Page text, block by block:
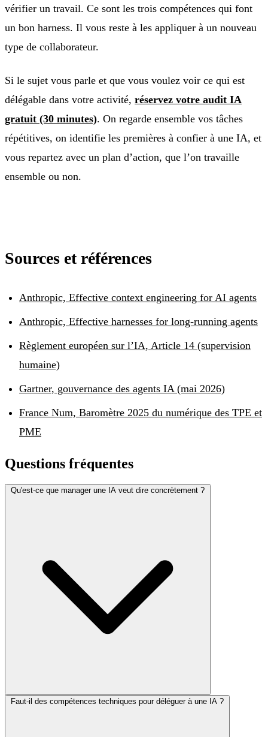
vérifier un travail. Ce sont les trois compétences qui font
un bon harness. Il vous reste à les appliquer à un nouveau
type de collaborateur.
Si le sujet vous parle et que vous voulez voir ce qui est
délégable dans votre activité, réservez votre audit IA
gratuit (30 minutes). On regarde ensemble vos tâches
répétitives, on identifie les premières à confier à une IA, et
vous repartez avec un plan d’action, que l’on travaille
ensemble ou non.
Sources et références
Anthropic, Effective context engineering for AI agents
Anthropic, Effective harnesses for long-running agents
Règlement européen sur l’IA, Article 14 (supervision
humaine)
Gartner, gouvernance des agents IA (mai 2026)
France Num, Baromètre 2025 du numérique des TPE et
PME
Questions fréquentes
Qu'est-ce que manager une IA veut dire concrètement ?
Faut-il des compétences techniques pour déléguer à une IA ?